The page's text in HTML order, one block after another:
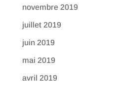
novembre 2019
juillet 2019
juin 2019
mai 2019
avril 2019